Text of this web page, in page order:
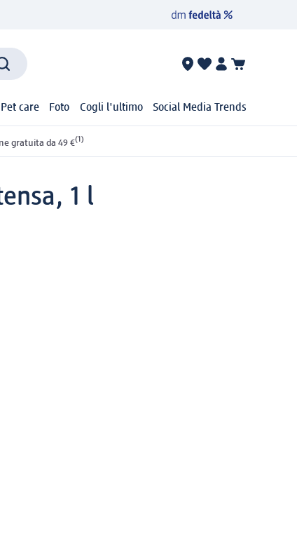
Pet care Foto Cogli l'ultimo Social Media Trends
gratuita da 49 €(1)
1 l